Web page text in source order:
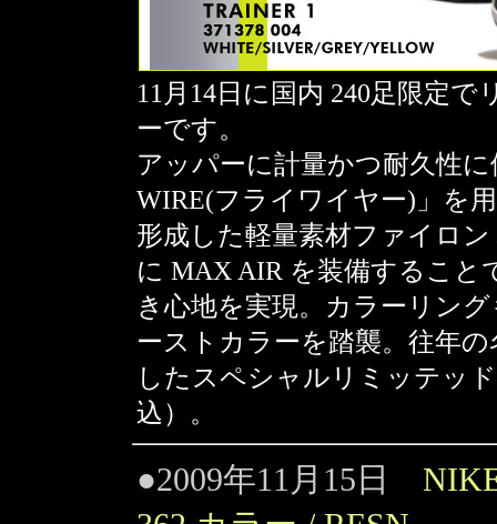
11月14日に国内 240足限定
ーです。
アッパーに計量かつ耐久性
WIRE(フライワイヤー)」を
形成した軽量素材ファイロ
に MAX AIR を装備するこ
き心地を実現。カラーリン
ーストカラーを踏襲。往年
したスペシャルリミッテッ
込）。
●2009年11月15日